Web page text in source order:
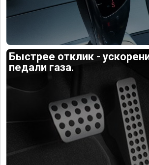
Быстрее отклик -
педали газа.